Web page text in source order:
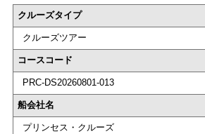
クルーズタイプ
クルーズツアー
コースコード
PRC-DS20260801-013
船会社名
プリンセス・クルーズ